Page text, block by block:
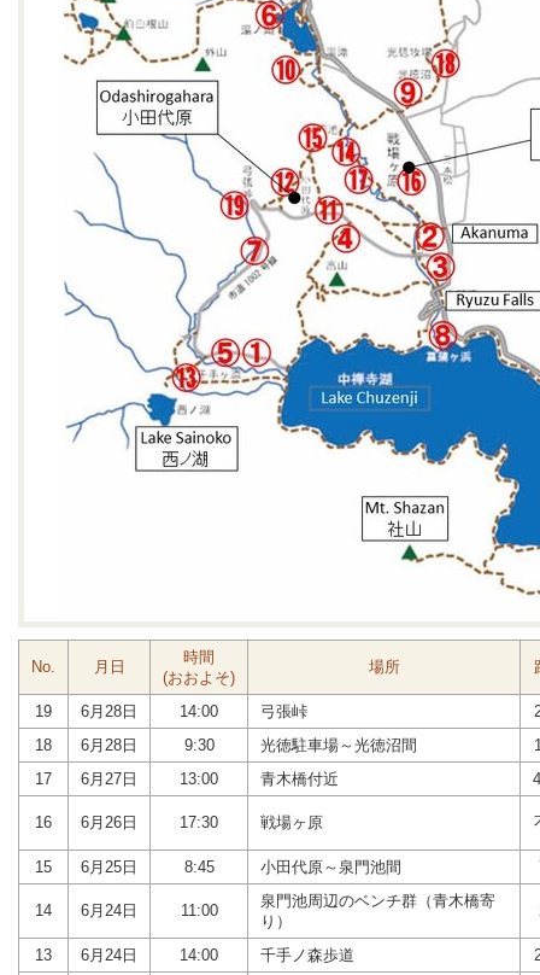
No. 月日
時間
(おおよそ)
場所
19 6月28日 14:00 弓張峠
18
6月28日 9:30 光徳駐車場～光徳沼間
17
6月27日 13:00 青木橋付近
16 6月26日 17:30 戦場ヶ原
15 6月25日 8:45 小田代原～泉門池間
14 6月24日 11:00
泉門池周辺のベンチ群（青木橋寄
り）
13 6月24日 14:00 千手ノ森歩道